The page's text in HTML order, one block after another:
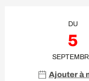
DU
5
Ajouter à